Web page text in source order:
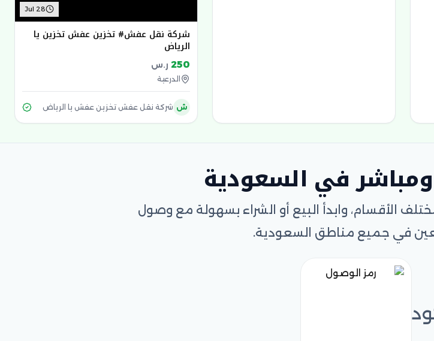
Jul 28
شركة نقل عفش# تخزين عفش تخزين يا
الرياض
250 ر.س
الدرعية
ش شركة نقل عفش تخزين عفش يا الرياض
في السعودية
الأقسام، وابدأ البيع أو الشراء بسهولة مع وصول
في جميع مناطق السعودية.